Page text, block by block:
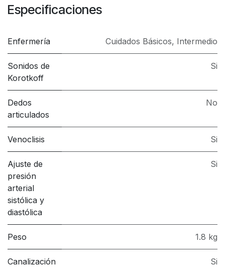
Especificaciones
Enfermería Cuidados Básicos, Intermedio
Sonidos de
Korotkoff
Si
Dedos
articulados
No
Venoclisis Si
Ajuste de
presión
arterial
sistólica y
diastólica
Si
Peso 1.8 kg
Canalización
Si